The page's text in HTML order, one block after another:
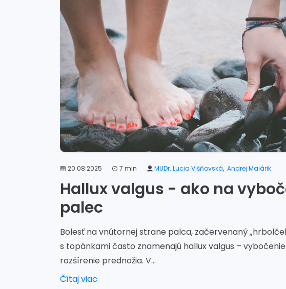
20.08.2025 7 min MUDr. Lucia Višňovská, Andrej Malárik
Hallux valgus - ako na
palec
Bolesť na vnútornej strane palca, začervenaný
s topánkami často znamenajú hallux valgus –
rozšírenie prednožia. V...
Čítaj viac